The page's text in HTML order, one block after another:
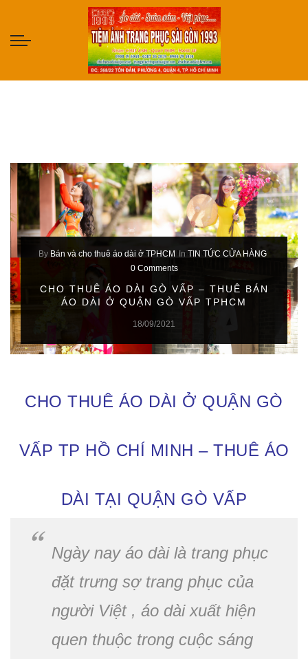
By Bán và cho thuê áo dài ở TPHCM In TIN TỨC CỬA HÀNG
0 Comments
CHO THUÊ ÁO DÀI GÒ VẤP – THUÊ BÁN
ÁO DÀI Ở QUẬN GÒ VẤP TPHCM
18/09/2021
CHO THUÊ ÁO DÀI Ở QUẬN GÒ
VẤP TP HỒ CHÍ MINH – THUÊ ÁO
DÀI TẠI QUẬN GÒ VẤP
Ngày nay áo dài là trang phục
đặt trưng sợ trang phục của
người Việt , áo dài xuất hiện
quen thuộc trong cuộc sáng